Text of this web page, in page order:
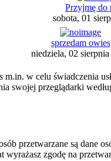
Przyjmę do
sobota, 01
sprzedam owies
niedziela, 02
w celu świadczenia
swojej przeglądarki
przetwarzane są dane
wyrażasz zgodę na